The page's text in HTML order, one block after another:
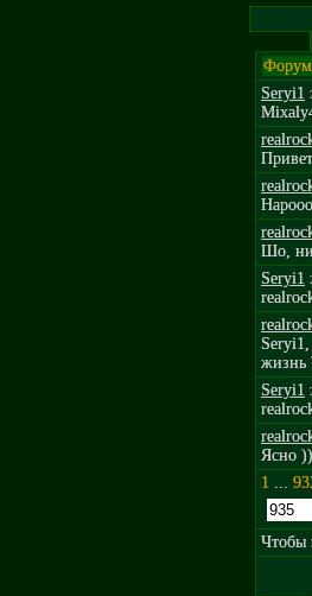
Seryi1
Шо,
Seryi1
жизнь
Seryi1
Ясно
1 ...
Чтобы